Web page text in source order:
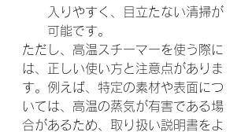
入りやすく、目立たない清掃が
可能です。
ただし、高温スチーマーを使う際に
は、正しい使い方と注意点がありま
す。例えば、特定の素材や表面につ
いては、高温の蒸気が有害である場
合があるため、取り扱い説明書をよ